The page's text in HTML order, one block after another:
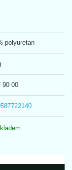
polyuretan
90 00